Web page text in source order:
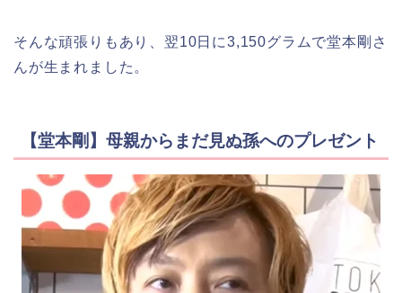
そんな頑張りもあり、翌10日に3,150グラムで堂本剛さ
んが生まれました。
【堂本剛】母親からまだ見ぬ孫へのプレゼント